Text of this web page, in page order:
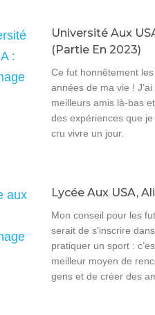
Université Aux
(partie En 2023)
Ce fut honnêtement
années de ma vie !
meilleurs amis là-bas
des expériences que je
cru vivre un jour.
Lycée Aux USA,
Mon conseil pour les
serait de s’inscrire
pratiquer un sport :
meilleur moyen de
gens et de créer des